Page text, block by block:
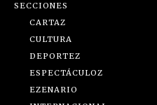
SECCIONES
CARTAZ
CULTURA
DEPORTEZ
ESPECTÁCULOZ
EZENARIO